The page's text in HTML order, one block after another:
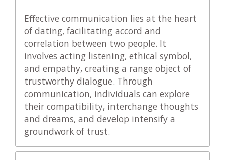
Effective communication lies at the heart
of dating, facilitating accord and
correlation between two people. It
involves acting listening, ethical symbol,
and empathy, creating a range object of
trustworthy dialogue. Through
communication, individuals can explore
their compatibility, interchange thoughts
and dreams, and develop intensify a
groundwork of trust.